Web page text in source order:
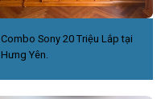
Combo Sony 20 Triệu Lắp tại
Hưng Yên.